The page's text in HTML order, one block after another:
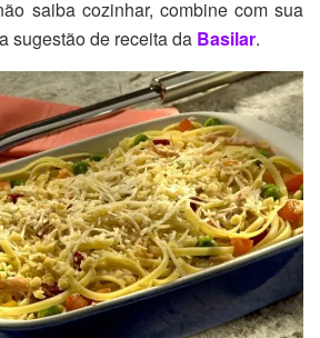
saiba cozinhar, combine com sua
sugestão de receita da Basilar.